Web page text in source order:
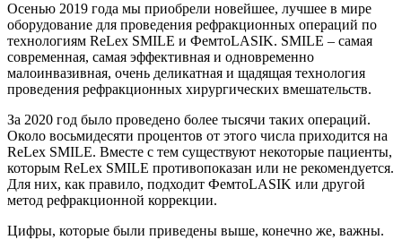
Осенью 2019 года мы приобрели новейшее, лучшее в мире
оборудование для проведения рефракционных операций по
технологиям ReLex SMILE и ФемтоLASIK. SMILE – самая
современная, самая эффективная и одновременно
малоинвазивная, очень деликатная и щадящая технология
проведения рефракционных хирургических вмешательств.
За 2020 год было проведено более тысячи таких операций.
Около восьмидесяти процентов от этого числа приходится на
ReLex SMILE. Вместе с тем существуют некоторые пациенты,
которым ReLex SMILE противопоказан или не рекомендуется.
Для них, как правило, подходит ФемтоLASIK или другой
метод рефракционной коррекции.
Цифры, которые были приведены выше, конечно же, важны.